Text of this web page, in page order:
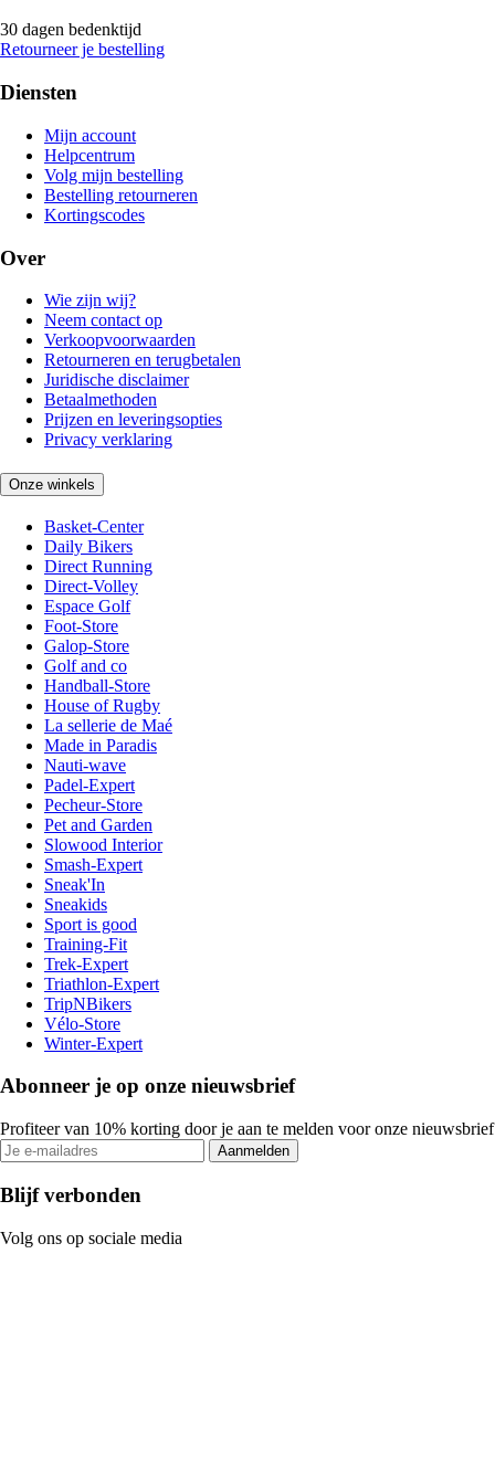
30 dagen bedenktijd
Retourneer je bestelling
Diensten
Mijn account
Helpcentrum
Volg mijn bestelling
Bestelling retourneren
Kortingscodes
Over
Wie zijn wij?
Neem contact op
Verkoopvoorwaarden
Retourneren en terugbetalen
Juridische disclaimer
Betaalmethoden
Prijzen en leveringsopties
Privacy verklaring
Onze winkels
Basket-Center
Daily Bikers
Direct Running
Direct-Volley
Espace Golf
Foot-Store
Galop-Store
Golf and co
Handball-Store
House of Rugby
La sellerie de Maé
Made in Paradis
Nauti-wave
Padel-Expert
Pecheur-Store
Pet and Garden
Slowood Interior
Smash-Expert
Sneak'In
Sneakids
Sport is good
Training-Fit
Trek-Expert
Triathlon-Expert
TripNBikers
Vélo-Store
Winter-Expert
Abonneer je op onze nieuwsbrief
Profiteer van 10% korting door je aan te melden voor onze nieuwsbrief
Aanmelden
Blijf verbonden
Volg ons op sociale media